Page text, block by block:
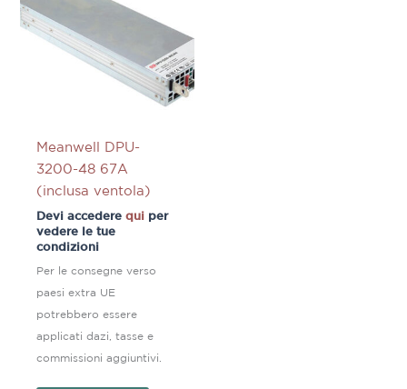
Meanwell DPU-
3200-48 67A
(inclusa ventola)
Devi accedere qui per
vedere le tue
condizioni
Per le consegne verso
paesi extra UE
potrebbero essere
applicati dazi, tasse e
commissioni aggiuntivi.